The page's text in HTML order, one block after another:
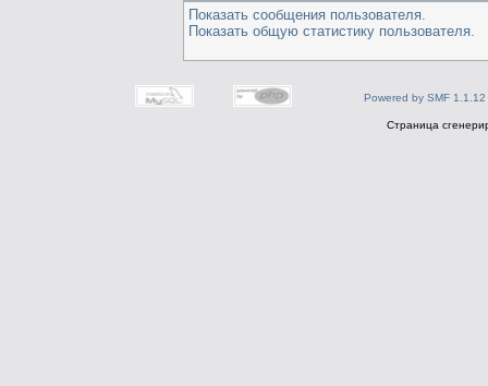
Показать сообщения пользователя.
Показать общую статистику пользователя.
Powered by SMF 1.1.12
Страница